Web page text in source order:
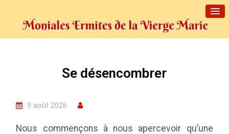
Se désencombrer
9 août 2026
Nous commençons à nous apercevoir qu’une